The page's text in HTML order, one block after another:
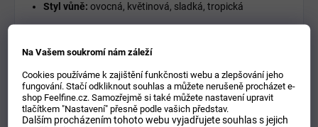
Na Vašem soukromí nám záleží
Cookies používáme k zajištění funkčnosti webu a zlepšování jeho
fungování. Stačí odkliknout souhlas a můžete nerušeně procházet e-
shop Feelfine.cz. Samozřejmě si také můžete nastavení upravit
tlačítkem "Nastavení" přesně podle vašich představ.
Dalším procházením tohoto webu vyjadřujete souhlas s jejich
Styl vůně: ovocná, květinová, sladká, tropická
Charakter: hravá, ženská, pozitivní, elegantní, svůdná